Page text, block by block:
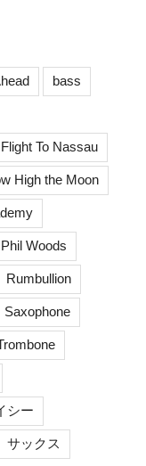
bass
Flight To Nassau
High the Moon
Phil Woods
Rumbullion
Saxophone
シー
サックス